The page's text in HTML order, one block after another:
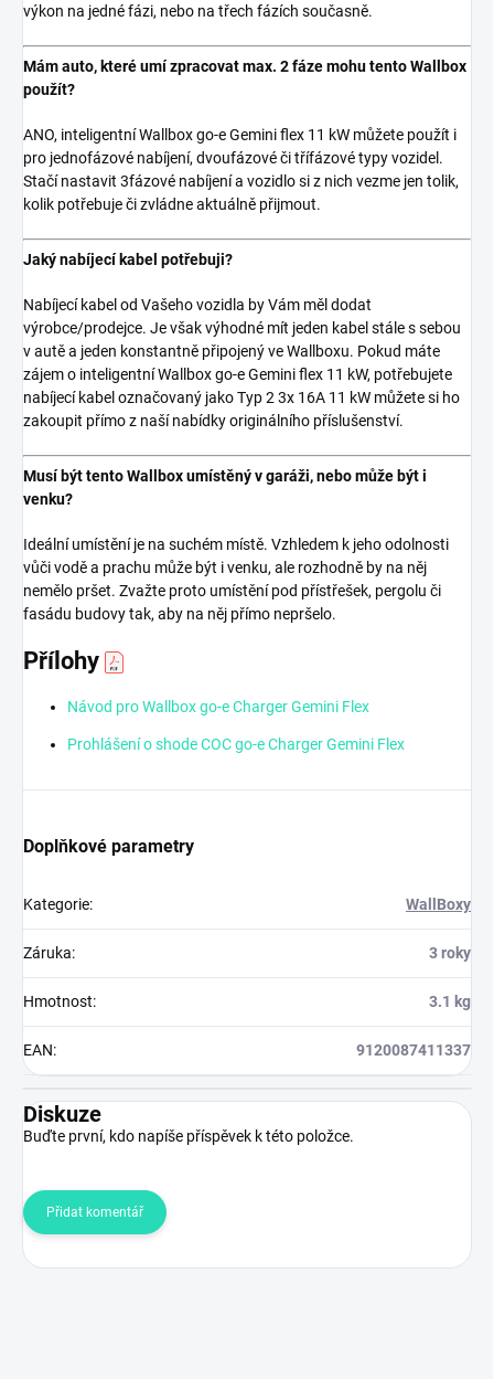
výkon na jedné fázi, nebo na třech fázích současně.
Mám auto, které umí zpracovat max. 2 fáze mohu tento Wallbox
použít?
ANO, inteligentní Wallbox go-e Gemini flex 11 kW můžete použít i
pro jednofázové nabíjení, dvoufázové či třífázové typy vozidel.
Stačí nastavit 3fázové nabíjení a vozidlo si z nich vezme jen tolik,
kolik potřebuje či zvládne aktuálně přijmout.
Jaký nabíjecí kabel potřebuji?
Nabíjecí kabel od Vašeho vozidla by Vám měl dodat
výrobce/prodejce. Je však výhodné mít jeden kabel stále s sebou
v autě a jeden konstantně připojený ve Wallboxu. Pokud máte
zájem o inteligentní Wallbox go-e Gemini flex 11 kW, potřebujete
nabíjecí kabel označovaný jako Typ 2 3x 16A 11 kW můžete si ho
zakoupit přímo z naší nabídky originálního příslušenství.
Musí být tento Wallbox umístěný v garáži, nebo může být i
venku?
Ideální umístění je na suchém místě. Vzhledem k jeho odolnosti
vůči vodě a prachu může být i venku, ale rozhodně by na něj
nemělo pršet. Zvažte proto umístění pod přístřešek, pergolu či
fasádu budovy tak, aby na něj přímo nepršelo.
Přílohy
Návod pro Wallbox go-e Charger Gemini Flex
Prohlášení o shode COC go-e Charger Gemini Flex
Doplňkové parametry
Kategorie: WallBoxy
Záruka: 3 roky
Hmotnost: 3.1 kg
EAN: 9120087411337
Diskuze
Buďte první, kdo napíše příspěvek k této položce.
Přidat komentář